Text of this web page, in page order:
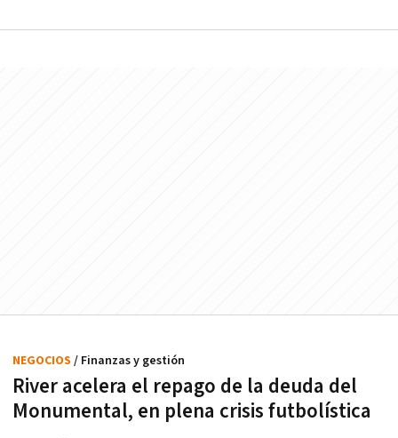
River acelera el repago de la deuda del
Monumental, en plena crisis futbolística
NEGOCIOS / Finanzas y gestión